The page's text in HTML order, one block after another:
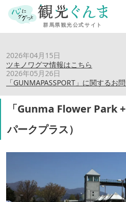
2026年04月15日
ツキノワグマ情報はこちら
2026年05月26日
「GUNMAPASSPORT」に関するお
「Gunma Flower Park +」（ぐ
ス）
「Gunma Flower Park
パークプラス）